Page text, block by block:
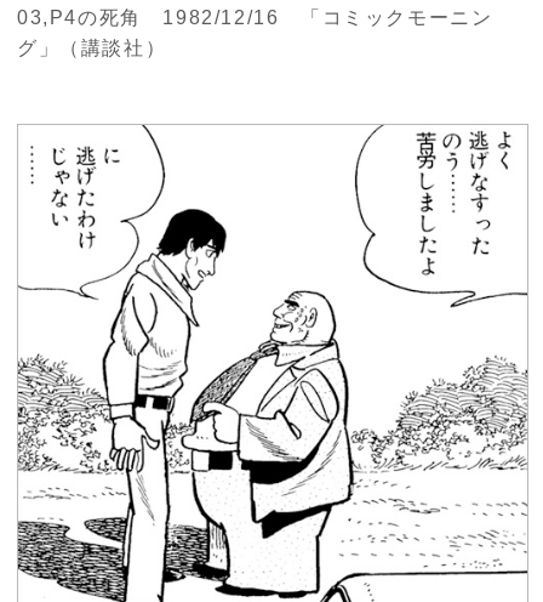
03,P4の死角 1982/12/16 「コミックモーニン
グ」（講談社）